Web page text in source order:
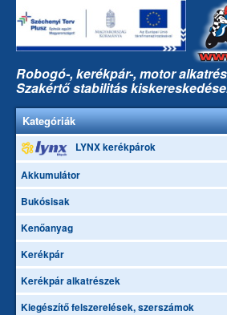
Robogó-, kerékpár-, motor
Szakértő stabilitás
Kategóriák
LYNX kerékpárok
Akkumulátor
Bukósisak
Kenőanyag
Kerékpár
Kerékpár alkatrészek
Kiegészítő felszerelések, szerszámok